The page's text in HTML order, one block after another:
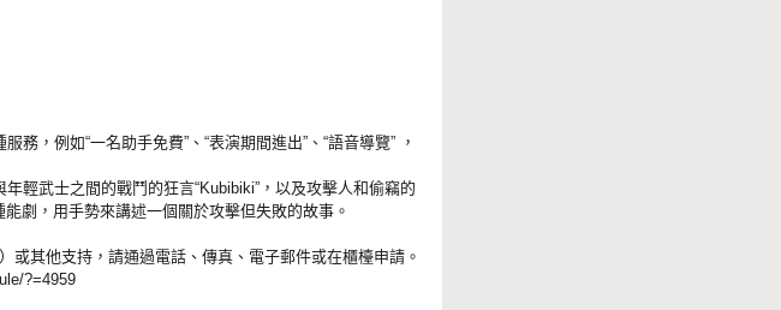
，例如“一名助手免費”、“表演期間進出”、“語音導覽” ，
輕武士之間的戰鬥的狂言“Kubibiki”，以及攻擊人和偷竊的
劇，用手勢來講述一個關於攻擊但失敗的故事。
其他支持，請通過電話、傳真、電子郵件或在櫃檯申請。
?=4959